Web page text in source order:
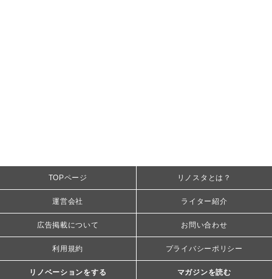
TOPページ リノスタとは？
運営会社 ライター紹介
広告掲載について お問い合わせ
利用規約 プライバシーポリシー
リノベーションをする マガジンを読む